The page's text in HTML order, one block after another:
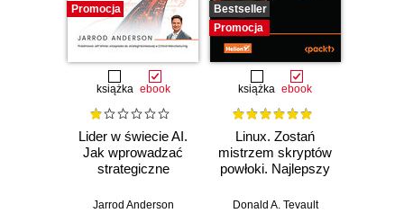
Promocja
książka ebook
Lider w świecie AI.
Jak wprowadzać
strategiczne
biznes i
Jarrod Anderson
Bestseller
Promocja
książka ebook
Linux. Zostań
mistrzem skryptów
powłoki. Najlepszy
którym
Donald A. Tevault